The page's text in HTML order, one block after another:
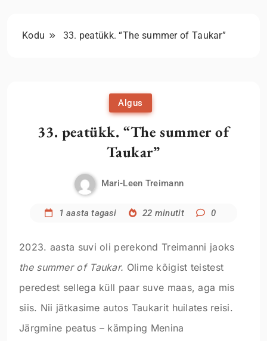
Kodu 33. peatükk. “The summer of Taukar”
Algus
33. peatükk. “The summer of
Taukar”
Mari-Leen Treimann
1 aasta tagasi 22 minutit 0
2023. aasta suvi oli perekond Treimanni jaoks
the summer of Taukar. Olime kõigist teistest
peredest sellega küll paar suve maas, aga mis
siis. Nii jätkasime autos Taukarit huilates reisi.
Järgmine peatus – kämping Menina